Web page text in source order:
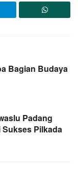
Bagian Budaya
Padang
Pilkada